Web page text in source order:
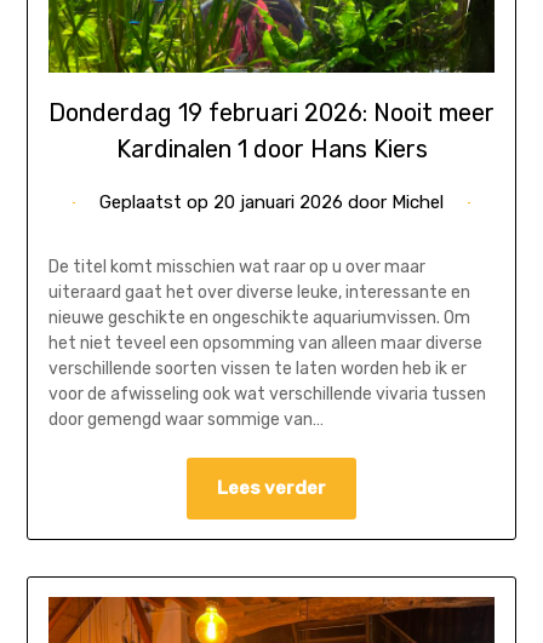
Donderdag 19 februari 2026: Nooit meer
Kardinalen 1 door Hans Kiers
Geplaatst op 20 januari 2026 door Michel
De titel komt misschien wat raar op u over maar
uiteraard gaat het over diverse leuke, interessante en
nieuwe geschikte en ongeschikte aquariumvissen. Om
het niet teveel een opsomming van alleen maar diverse
verschillende soorten vissen te laten worden heb ik er
voor de afwisseling ook wat verschillende vivaria tussen
door gemengd waar sommige van…
Lees verder